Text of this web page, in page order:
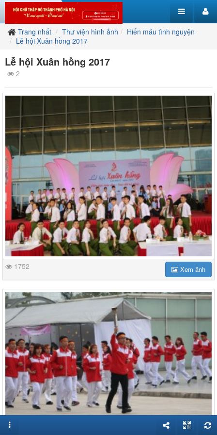
Trang nhất Thư viện hình ảnh
Hiến máu tình nguyện
Lễ hội Xuân hồng 2017
Lễ hội Xuân hồng 2017
2
1752 Xem ảnh